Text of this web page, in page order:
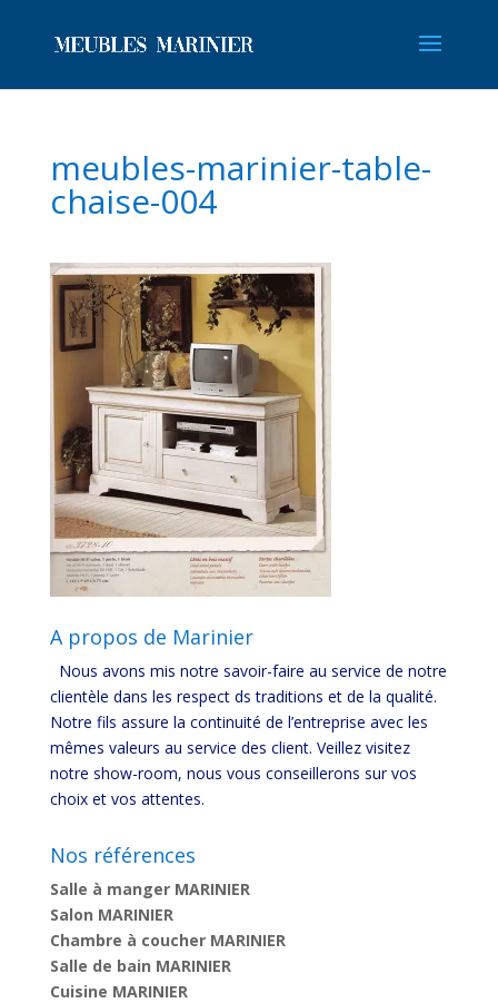
meubles-marinier-table-
chaise-004
A propos de Marinier
Nous avons mis notre savoir-faire au service de notre
clientèle dans les respect ds traditions et de la qualité.
Notre fils assure la continuité de l’entreprise avec les
mêmes valeurs au service des client. Veillez visitez
notre show-room, nous vous conseillerons sur vos
choix et vos attentes.
Nos références
Salle à manger MARINIER
Salon MARINIER
Chambre à coucher MARINIER
Salle de bain MARINIER
Cuisine MARINIER